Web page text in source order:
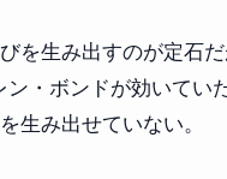
を生み出すのが定石
・ボンドが効いてい
生み出せていない。